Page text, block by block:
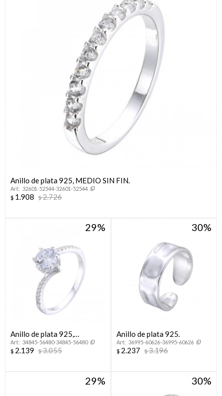
Anillo de plata 925, MEDIO SIN FIN.
32601-52544-32601-52544
$ 1.908 $2.726
29
Anillo de plata 925,
CINTILLO.
34845-56480-34845-56480
$ 2.139 $3.055
30
Anillo de plata 925.
36995-60626-36995-60626
$ 2.237 $3.196
29 30